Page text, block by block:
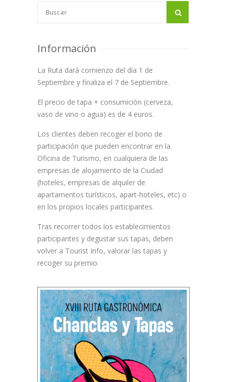
Información
La Ruta dará comienzo del día 1 de
Septiembre y finaliza el 7 de Septiembre.
El precio de tapa + consumición (cerveza,
vaso de vino o agua) es de 4 euros.
Los clientes deben recoger el bono de
participación que pueden encontrar en la
Oficina de Turismo, en cualquiera de las
empresas de alojamiento de la Ciudad
(hoteles, empresas de alquiler de
apartamentos turísticos, apart-hoteles, etc) o
en los propios locales participantes.
Tras recorrer todos los establecimientos
participantes y degustar sus tapas, deben
volver a Tourist Info, valorar las tapas y
recoger su premio.